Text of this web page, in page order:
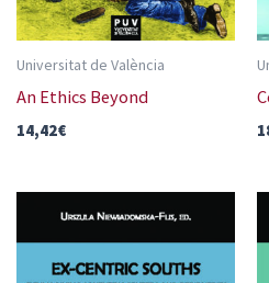
Universitat de València
An Ethics Beyond
14,42€